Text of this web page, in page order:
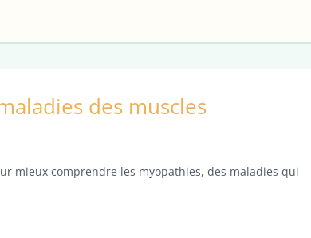
des muscles
mieux comprendre les myopathies, des maladies qui